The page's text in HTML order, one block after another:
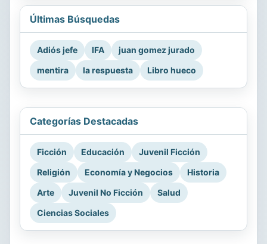
Últimas Búsquedas
Adiós jefe IFA
juan gomez jurado
mentira
la respuesta Libro hueco
Categorías Destacadas
Ficción Educación
Juvenil Ficción
Religión
Economía y Negocios
Historia
Arte
Juvenil No Ficción
Salud
Ciencias Sociales